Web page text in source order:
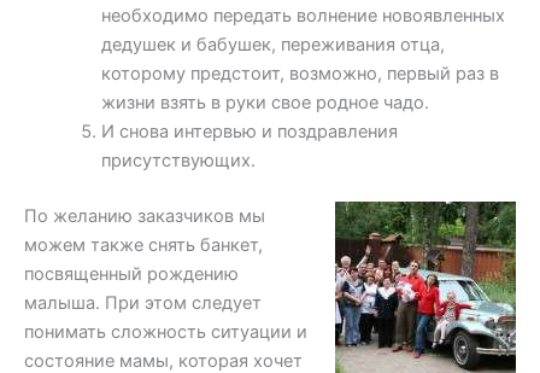
необходимо передать волнение новоявленных
дедушек и бабушек, переживания отца,
которому предстоит, возможно, первый раз в
жизни взять в руки свое родное чадо.
И снова интервью и поздравления
присутствующих.
По желанию заказчиков мы
можем также снять банкет,
посвященный рождению
малыша. При этом следует
понимать сложность ситуации и
состояние мамы, которая хочет